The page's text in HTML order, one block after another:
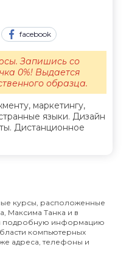
facebook
маркетингу,
языки. Дизайн
Дистанционное
Запишись со
0%! Выдается
образца.
курсы, расположенные
Максима Танка и в
подробную информацию
компьютерных
адреса, телефоны и